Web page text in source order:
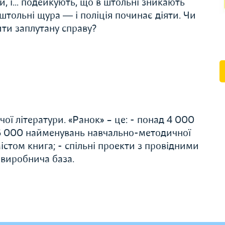
щура ― і поліція починає діяти. Чи
заплутану справу?
літератури. «Ранок» – це: - понад 4 000
000 найменувань навчально-методичної
книга; - спільні проекти з провідними
база.